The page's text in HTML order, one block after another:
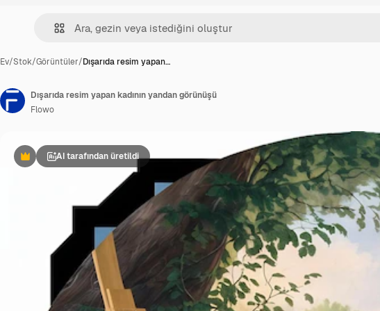
Ev/Stok/Görüntüler/Dışarıda resim yapan…
PremiumAI tarafından üretildi
Dışarıda resim yapan kadının yandan görünüşü
Flowo